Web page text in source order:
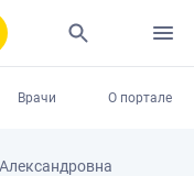
Врачи О портале